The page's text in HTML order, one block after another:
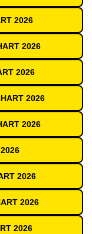
2026
2026
2026
2026
2026
2026
2026
2026